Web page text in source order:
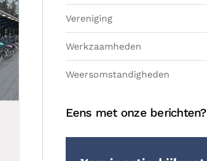
Vereniging
Werkzaamheden
Weersomstandigheden
Eens met onze berichten?